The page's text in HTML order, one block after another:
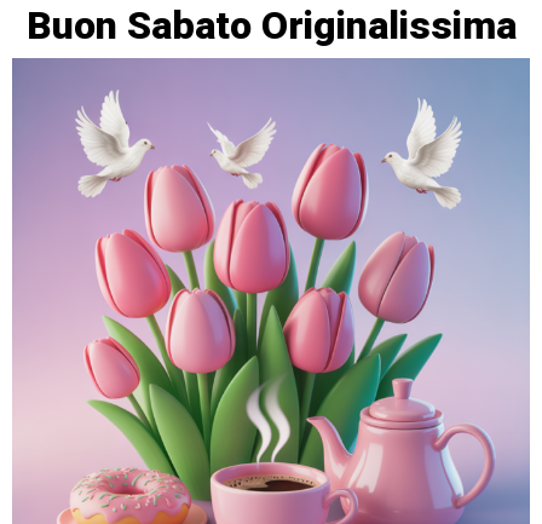
Buon Sabato Originalissima